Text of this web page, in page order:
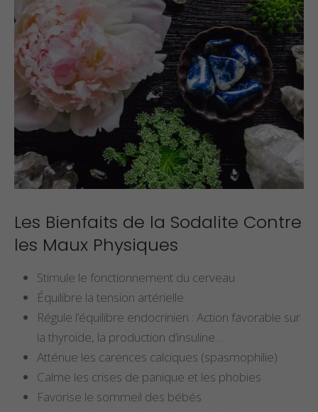
Les Bienfaits de la Sodalite Contre
les Maux Physiques
Stimule le fonctionnement du cerveau
Équilibre la tension artérielle
Régule l’équilibre endocrinien : Action favorable sur
la thyroïde, la production d’insuline…
Atténue les carences calciques (spasmophilie)
Calme les crises de panique et les phobies
Favorise le sommeil des bébés